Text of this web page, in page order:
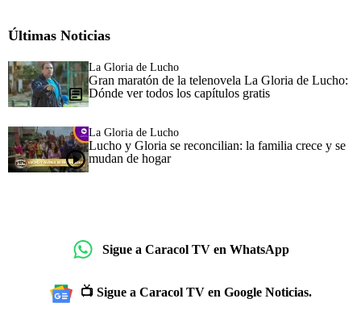
Últimas Noticias
La Gloria de Lucho
Gran maratón de la telenovela La Gloria de Lucho:
Dónde ver todos los capítulos gratis
La Gloria de Lucho
Lucho y Gloria se reconcilian: la familia crece y se
mudan de hogar
Sigue a Caracol TV en WhatsApp
📺 Sigue a Caracol TV en Google Noticias.